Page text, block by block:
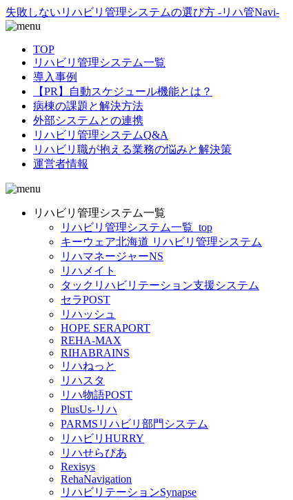
失敗しないリハビリ管理システムの選び方 -リハ管Navi-
TOP
リハビリ管理システム一覧
導入事例
【PR】自動スケジュール機能とは？
病棟の課題と解決方法
外部システムとの連携
リハビリ管理システムQ&A
リハビリ職が抱える業務の悩みと解決策
運営者情報
リハビリ管理システム一覧
リハビリ管理システム一覧_top
キーウェア北海道 リハビリ管理システム
リハマネージャーNS
リハメイト
タックリハビリテーション支援システム
セラPOST
リハッシュ
HOPE SERAPORT
REHA-MAX
RIHABRAINS
リハねっと
リハスタ
リハ物語POST
PlusUs-リハ
PARMSリハビリ部門システム
リハビリHURRY
リハせらぴあ
Rexisys
RehaNavigation
リハビリテーションSynapse